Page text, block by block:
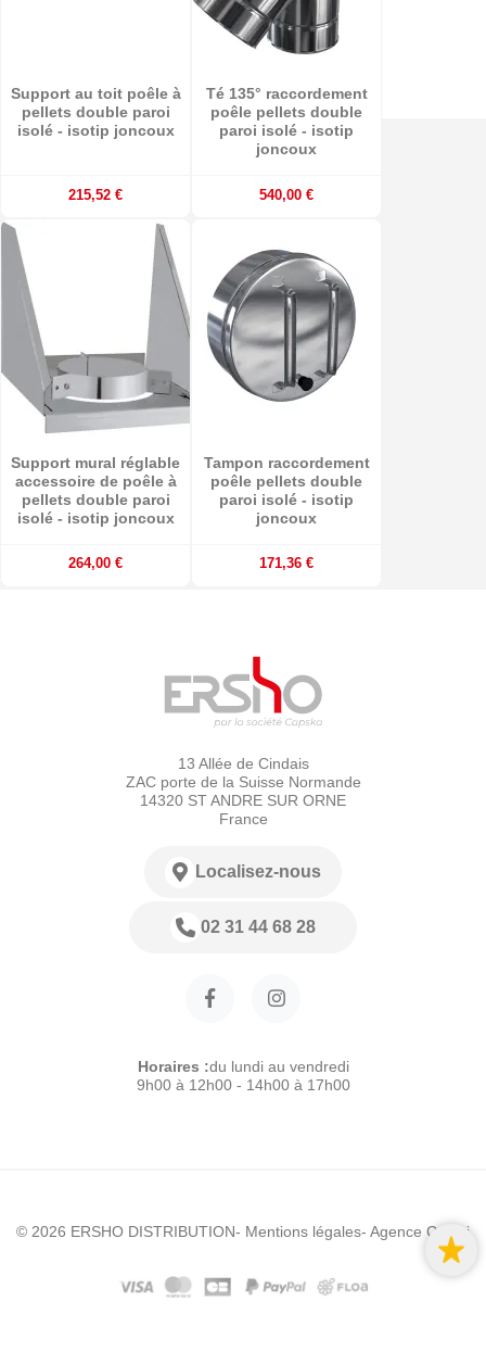
Support au toit poêle à
pellets double paroi
isolé - isotip joncoux
215,52 €
Té 135° raccordement
poêle pellets double
paroi isolé - isotip
joncoux
540,00 €
Support mural réglable
accessoire de poêle à
pellets double paroi
isolé - isotip joncoux
264,00 €
Tampon raccordement
poêle pellets double
paroi isolé - isotip
joncoux
171,36 €
13 Allée de Cindais
ZAC porte de la Suisse Normande
14320 ST ANDRE SUR ORNE
France
Localisez-nous
02 31 44 68 28
Horaires :du lundi au vendredi
9h00 à 12h00 - 14h00 à 17h00
© 2026 ERSHO DISTRIBUTION- Mentions légales- Agence Colibri